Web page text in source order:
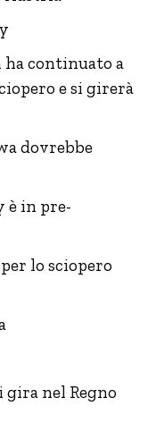
ha continuato a
e si girerà
dovrebbe
è in pre-
lo sciopero
gira nel Regno